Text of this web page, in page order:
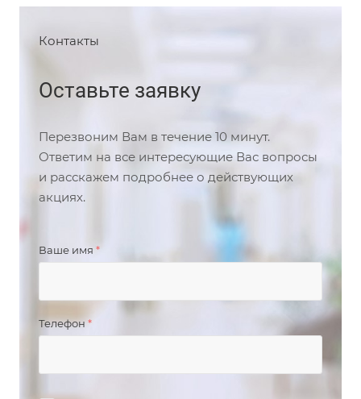
Контакты
Оставьте заявку
Перезвоним Вам в течение 10 минут.
Ответим на все интересующие Вас вопросы
и расскажем подробнее о действующих
акциях.
Ваше имя *
Телефон*